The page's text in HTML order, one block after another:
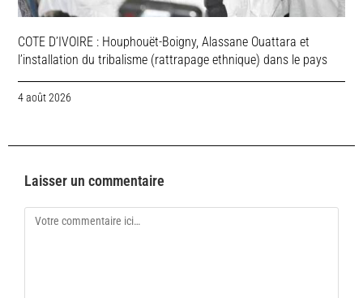
COTE D’IVOIRE : Houphouët-Boigny, Alassane Ouattara et
l’installation du tribalisme (rattrapage ethnique) dans le pays
4 août 2026
Laisser un commentaire